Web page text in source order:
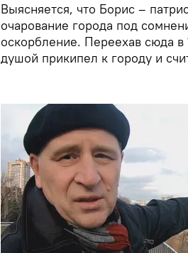
Выясняется, что Борис –
очарование города под
оскорбление. Переехав сюда в
душой прикипел к городу и